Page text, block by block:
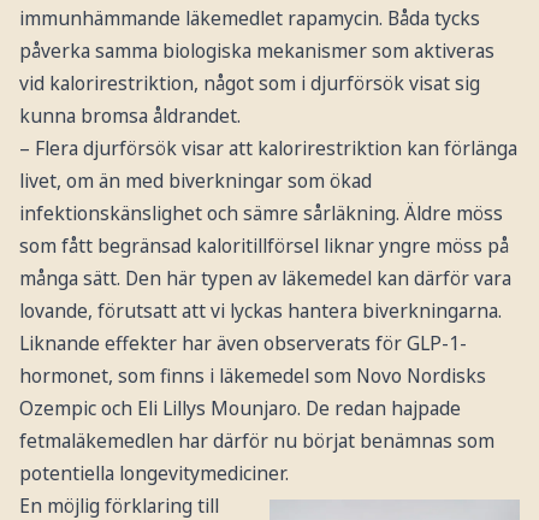
immunhämmande läkemedlet rapamycin. Båda tycks
påverka samma biologiska mekanismer som aktiveras
vid kalorirestriktion, något som i djurförsök visat sig
kunna bromsa åldrandet.
– Flera djurförsök visar att kalorirestriktion kan förlänga
livet, om än med biverkningar som ökad
infektionskänslighet och sämre sårläkning. Äldre möss
som fått begränsad kaloritillförsel liknar yngre möss på
många sätt. Den här typen av läkemedel kan därför vara
lovande, förutsatt att vi lyckas hantera biverkningarna.
Liknande effekter har även observerats för GLP-1-
hormonet, som finns i läkemedel som Novo Nordisks
Ozempic och Eli Lillys Mounjaro. De redan hajpade
fetmaläkemedlen har därför nu börjat benämnas som
potentiella longevitymediciner.
En möjlig förklaring till